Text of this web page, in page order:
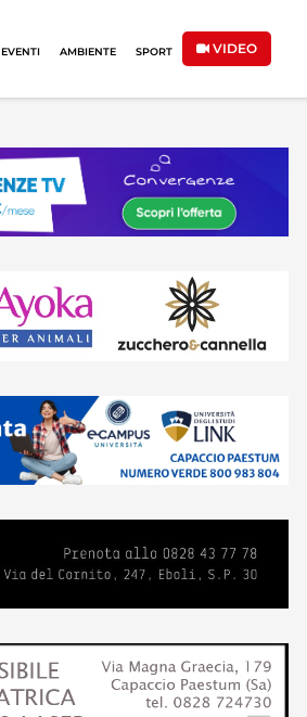
EVENTI AMBIENTE SPORT VIDEO